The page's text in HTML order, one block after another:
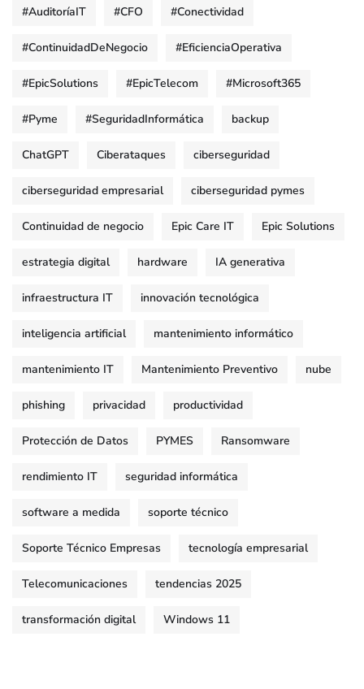
#AuditoríaIT #CFO #Conectividad
#ContinuidadDeNegocio #EficienciaOperativa
#EpicSolutions #EpicTelecom #Microsoft365
#Pyme #SeguridadInformática backup
ChatGPT Ciberataques ciberseguridad
ciberseguridad empresarial ciberseguridad pymes
Continuidad de negocio Epic Care IT Epic Solutions
estrategia digital hardware IA generativa
infraestructura IT innovación tecnológica
inteligencia artificial mantenimiento informático
mantenimiento IT Mantenimiento Preventivo nube
phishing privacidad productividad
Protección de Datos PYMES Ransomware
rendimiento IT seguridad informática
software a medida soporte técnico
Soporte Técnico Empresas tecnología empresarial
Telecomunicaciones tendencias 2025
transformación digital Windows 11